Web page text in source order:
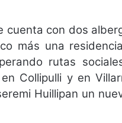
cuenta con dos
más una
rutas
Collipulli y en
Huillipan un